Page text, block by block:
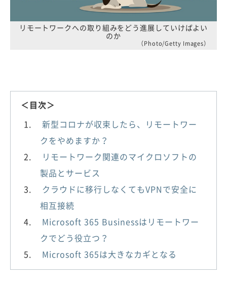
リモートワークへの取り組みをどう進展していけばよい
のか
（Photo/Getty Images）
＜目次＞
新型コロナが収束したら、リモートワー
クをやめますか？
リモートワーク関連のマイクロソフトの
製品とサービス
クラウドに移行しなくてもVPNで安全に
相互接続
Microsoft 365 Businessはリモートワー
クでどう役立つ？
Microsoft 365は大きなカギとなる